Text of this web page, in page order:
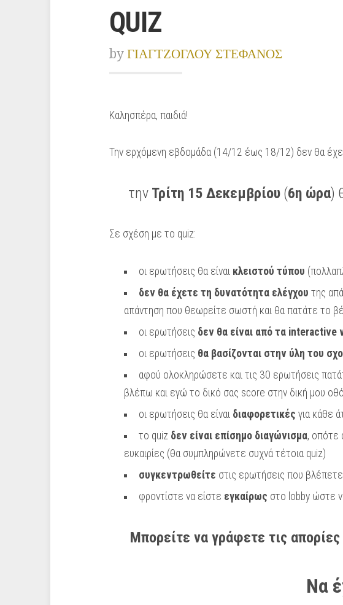
QUIZ
by ΓΙΑΓΤΖΟΓΛΟΥ ΣΤΕΦΑΝΟΣ
Καλησπέρα, παιδιά!
Την ερχόμενη εβδομάδα (14/12 έως 18/12) δεν θα
την Τρίτη 15 Δεκεμβρίου (6η ώρα)
Σε σχέση με το quiz:
οι ερωτήσεις θα είναι κλειστού τύπου
δεν θα έχετε τη δυνατότητα ελέγχου της
απάντηση που θεωρείτε σωστή και θα πατάτε το
οι ερωτήσεις δεν θα είναι από τα interactive
οι ερωτήσεις θα βασίζονται στην ύλη του
αφού ολοκληρώσετε και τις 30 ερωτήσεις
βλέπω και εγώ το δικό σας score στην δική μου
οι ερωτήσεις θα είναι διαφορετικές για κάθε
το quiz δεν είναι επίσημο διαγώνισμα, οπότε
ευκαιρίες (θα συμπληρώνετε συχνά τέτοια quiz)
συγκεντρωθείτε στις ερωτήσεις που
φροντίστε να είστε εγκαίρως στο lobby ώστε
Μπορείτε να γράφετε τις
Να